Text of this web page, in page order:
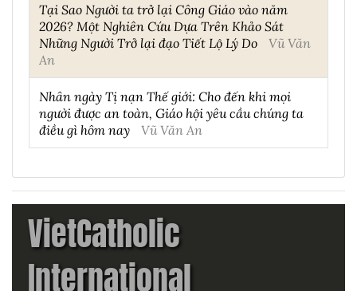
Tại Sao Người ta trở lại Công Giáo vào năm
2026? Một Nghiên Cứu Dựa Trên Khảo Sát
Những Người Trở lại đạo Tiết Lộ Lý Do
Vũ Văn
An
Nhân ngày Tị nạn Thế giới: Cho đến khi mọi
người được an toàn, Giáo hội yêu cầu chúng ta
điều gì hôm nay
Vũ Văn An
VietCatholic
International